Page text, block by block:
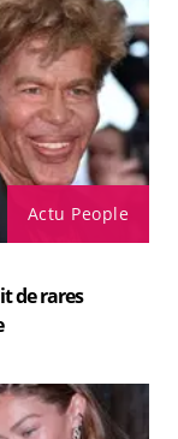
Actu People
de rares